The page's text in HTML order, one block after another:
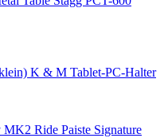
K & M Tablet-PC-Halter
Paiste Signature